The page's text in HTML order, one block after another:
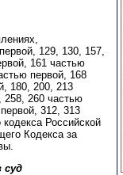
129, 130, 157,
161 частью
первой, 168
180, 200, 213
258, 260 частью
312, 313
Российской
Кодекса за
суд